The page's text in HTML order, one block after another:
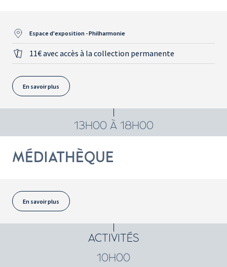
Espace d'exposition - Philharmonie
11€ avec accès à la collection permanente
En savoir plus
13H00 À 18H00
MÉDIATHÈQUE
En savoir plus
ACTIVITÉS
10H00